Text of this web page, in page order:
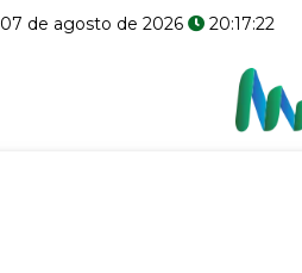
07 de agosto de 2026 20:17:23